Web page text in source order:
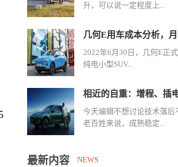
升，可以说一定程度上...
几何E用车成本分析，
2022年6月30日，几何E正
纯电小型SUV...
相近的自重：增程、插
今天编辑不想讨论技术落后
老百姓来说，成熟稳定...
最新内容 NEWS